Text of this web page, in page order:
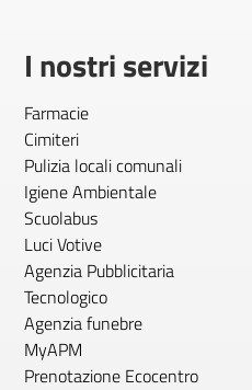
I nostri servizi
Farmacie
Cimiteri
Pulizia locali comunali
Igiene Ambientale
Scuolabus
Luci Votive
Agenzia Pubblicitaria
Tecnologico
Agenzia funebre
MyAPM
Prenotazione Ecocentro